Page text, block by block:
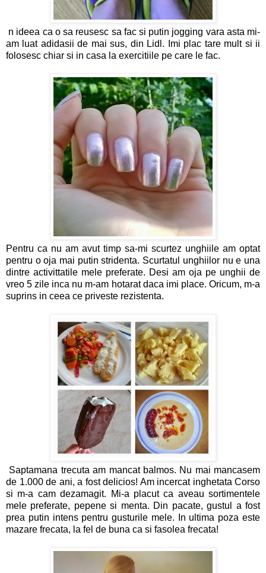
n ideea ca o sa reusesc sa fac si putin jogging vara asta mi-
am luat adidasii de mai sus, din Lidl. Imi plac tare mult si ii
folosesc chiar si in casa la exercitiile pe care le fac.
Pentru ca nu am avut timp sa-mi scurtez unghiile am optat
pentru o oja mai putin stridenta. Scurtatul unghiilor nu e una
dintre activittatile mele preferate. Desi am oja pe unghii de
vreo 5 zile inca nu m-am hotarat daca imi place. Oricum, m-a
suprins in ceea ce priveste rezistenta.
Saptamana trecuta am mancat balmos. Nu mai mancasem
de 1.000 de ani, a fost delicios! Am incercat inghetata Corso
si m-a cam dezamagit. Mi-a placut ca aveau sortimentele
mele preferate, pepene si menta. Din pacate, gustul a fost
prea putin intens pentru gusturile mele. In ultima poza este
mazare frecata, la fel de buna ca si fasolea frecata!